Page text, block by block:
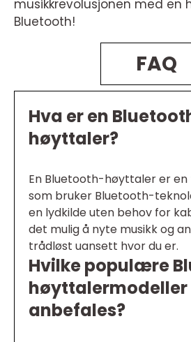
musikkrevolusjonen med en
Bluetooth!
FAQ
Hva er en
høyttaler?
En Bluetooth-høyttaler er
som bruker Bluetooth-
en lydkilde uten behov for
det mulig å nyte musikk og
trådløst uansett hvor du er.
Hvilke populære
høyttalermodeller
anbefales?